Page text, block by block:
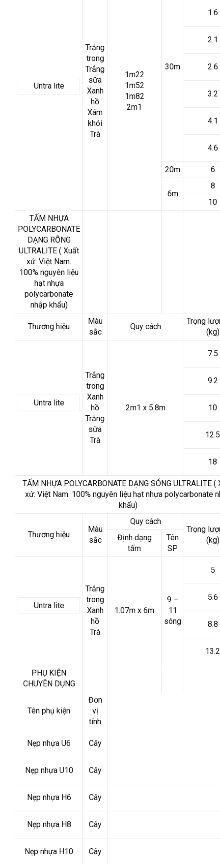
Untra lite
Trắng
trong
Trắng
sữa
Xanh
hồ
Xám
khói
Trà
1m22
1m52
1m82
2m1
30m
1.6
2.1
2.6
3.2
4.1
4.6
20m 6
6m
8
10
TẤM NHỰA
POLYCARBONATE
DẠNG RỖNG
ULTRALITE ( Xuất
xứ: Việt Nam.
100% nguyên liệu
hạt nhựa
polycarbonate
nhập khẩu)
Thương hiệu
Màu
sắc
Quy cách
Trọng
(kg)
Untra lite
Trắng
trong
Xanh
hồ
Trắng
sữa
Trà
2m1 x 5.8m
7.5
9.2
10
12.5
18
TẤM NHỰA POLYCARBONATE DẠNG SÓNG ULTRALITE (
xứ: Việt Nam. 100% nguyên liệu hạt nhựa polycarbonate
khẩu)
Thương hiệu
Màu
sắc
Quy cách
Trọng
(kg)
Định dạng
tấm
Tên
SP
Untra lite
Trắng
trong
Xanh
hồ
Trà
1.07m x 6m
9 –
11
sóng
5
5.6
8.8
13.2
PHỤ KIỆN
CHUYÊN DỤNG
Tên phụ kiện
Đơn
vị
tính
Nẹp nhựa U6 Cây
Nẹp nhựa U10 Cây
Nẹp nhựa H6 Cây
Nẹp nhựa H8 Cây
Nẹp nhựa H10 Cây